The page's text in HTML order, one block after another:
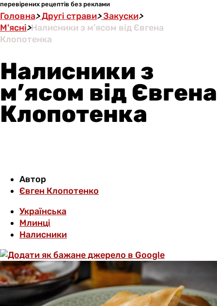
перевірених рецептів без реклами
Головна>Другі страви>Закуски>
М'ясні>Налисники з м’ясом від Євгена
Клопотенка
Налисники з
м’ясом від Євгена
Клопотенка
Автор
Євген Клопотенко
Українська
Млинці
Налисники